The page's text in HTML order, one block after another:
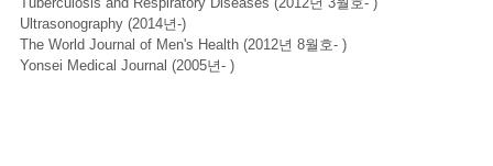
Ultrasonography (2014년-)
The World Journal of Men's Health (2012년 8월호- )
Yonsei Medical Journal (2005년- )